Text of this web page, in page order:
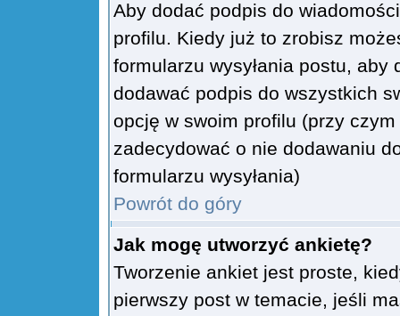
Aby dodać podpis do
profilu. Kiedy już to zrobisz
formularzu wysyłania postu,
dodawać podpis do wszystkich
opcję w swoim profilu (przy
zadecydować o nie dodawaniu
formularzu wysyłania)
Powrót do góry
Jak mogę utworzyć ankietę?
Tworzenie ankiet jest proste,
pierwszy post w temacie, jeśli